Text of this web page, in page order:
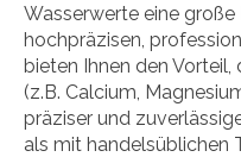
Wasserwerte eine
hochpräzisen,
bieten Ihnen den
(z.B. Calcium,
präziser und
als mit handelsüblichen